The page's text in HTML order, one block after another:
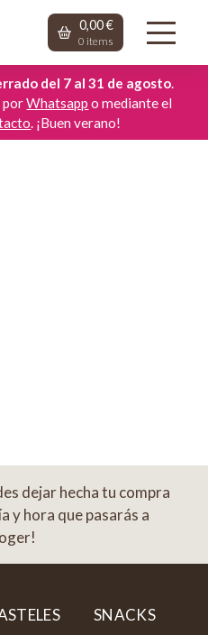
0,00€
0 items
del 7 al 31 de agosto
porWhatsapp o mediante el
. ¡Buen verano!
dejar hecha tu compra
y hora que pasarás a
SNACKS